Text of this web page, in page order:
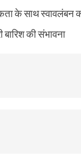
के साथ स्वावलंबन
बारिश की संभावना